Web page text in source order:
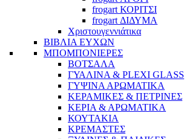
frogart ΚΟΡΙΤΣΙ
frogart ΔΙΔΥΜΑ
Χριστουγεννιάτικα
ΒΙΒΛΙΑ ΕΥΧΩΝ
ΜΠΟΜΠΟΝΙΕΡΕΣ
ΒΟΤΣΑΛΑ
ΓΥΑΛΙΝΑ & PLEXI GLASS
ΓΥΨΙΝΑ ΑΡΩΜΑΤΙΚΑ
ΚΕΡΑΜΙΚΕΣ & ΠΕΤΡΙΝΕΣ
ΚΕΡΙΑ & ΑΡΩΜΑΤΙΚΑ
ΚΟΥΤΑΚΙΑ
ΚΡΕΜΑΣΤΕΣ